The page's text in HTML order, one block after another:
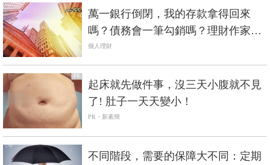
萬一銀行倒閉，我的存款拿得回來
嗎？債務會一筆勾銷嗎？理財作家佑
佑1分鐘解答
個人理財
PR
起床就先做件事，沒三天小腹就不見
了! 肚子一天天變小！
PR・新素簡
不同階段，需要的保障大不同：定期